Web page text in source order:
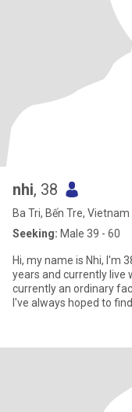
nhi, 38
Ba Tri, Bến Tre, Vietnam
Seeking: Male 39 - 60
Hi, my name is Nhi, I'm
years and currently live
currently an ordinary
I've always hoped to